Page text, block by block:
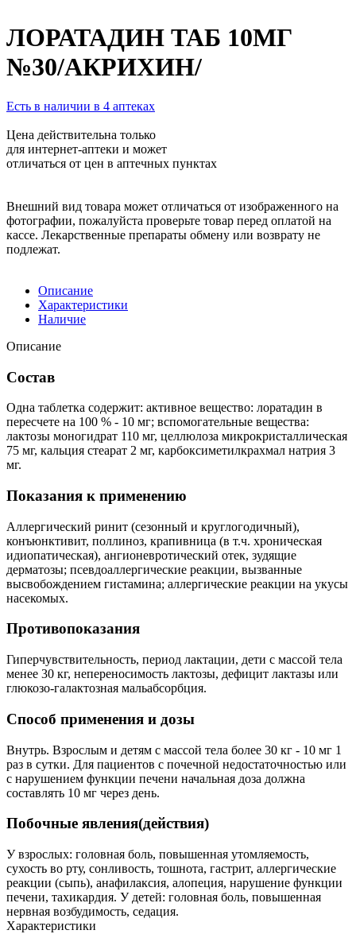
ЛОРАТАДИН ТАБ 10МГ
№30/АКРИХИН/
Есть в наличии в 4 аптеках
Цена действительна только
для интернет-аптеки и может
отличаться от цен в аптечных пунктах
Внешний вид товара может отличаться от изображенного на
фотографии, пожалуйста проверьте товар перед оплатой на
кассе. Лекарственные препараты обмену или возврату не
подлежат.
Описание
Характеристики
Наличие
Описание
Состав
Одна таблетка содержит: активное вещество: лоратадин в
пересчете на 100 % - 10 мг; вспомогательные вещества:
лактозы моногидрат 110 мг, целлюлоза микрокристалличе­ская
75 мг, кальция стеарат 2 мг, карбоксиметилкрахмал натрия 3
мг.
Показания к применению
Аллергический ринит (сезонный и круглогодичный),
конъюнктивит, поллиноз, крапивни­ца (в т.ч. хроническая
идиопатическая), ангионевротический отек, зудящие
дерматозы; псевдоаллергические реакции, вызванные
высвобождением гистамина; аллергические ре­акции на укусы
насекомых.
Противопоказания
Гиперчувствительность, период лактации, дети с массой тела
менее 30 кг, непереносимость лактозы, дефицит лактазы или
глюкозо-галактозная мальабсорбция.
Способ применения и дозы
Внутрь. Взрослым и детям с массой тела более 30 кг - 10 мг 1
раз в сутки. Для пациентов с почечной недостаточностью или
с нарушением функции печени началь­ная доза должна
составлять 10 мг через день.
Побочные явления(действия)
У взрослых: головная боль, повышенная утомляемость,
сухость во рту, сонливость, тош­нота, гастрит, аллергические
реакции (сыпь), анафилаксия, алопеция, нарушение функции
печени, тахикардия. У детей: головная боль, повышенная
нервная возбудимость, седация.
Характеристики